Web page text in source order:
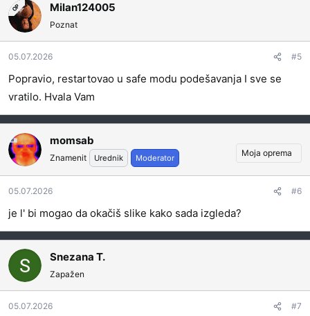
OP Milan124005
Poznat
05.07.2026 #5
Popravio, restartovao u safe modu podešavanja I sve se
vratilo. Hvala Vam
momsab
Znamenit Urednik Moderator Moja oprema
05.07.2026 #6
je l' bi mogao da okačiš slike kako sada izgleda?
Snezana T.
Zapažen
05.07.2026 #7